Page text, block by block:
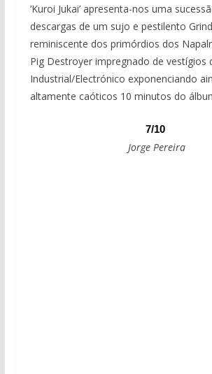
‘Kuroi Jukai’ apresenta-nos uma
descargas de um sujo e pestilento
reminiscente dos primórdios dos
Pig Destroyer impregnado de vestígios
Industrial/Electrónico exponenciando
altamente caóticos 10 minutos do
7/10
Jorge Pereira